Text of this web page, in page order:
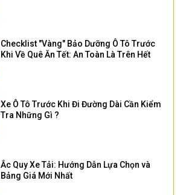
Checklist "Vàng" Bảo Dưỡng Ô Tô Trước
Khi Về Quê Ăn Tết: An Toàn Là Trên Hết
Xe Ô Tô Trước Khi Đi Đường Dài Cần Kiểm
Tra Những Gì ?
Ắc Quy Xe Tải: Hướng Dẫn Lựa Chọn và
Bảng Giá Mới Nhất